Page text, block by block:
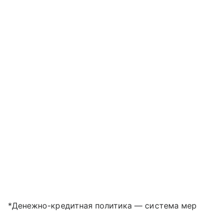
*Денежно-кредитная политика — система мер